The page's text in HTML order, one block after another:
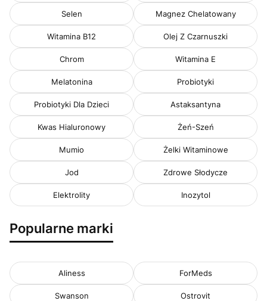
Selen Magnez Chelatowany
Witamina B12 Olej Z Czarnuszki
Chrom Witamina E
Melatonina Probiotyki
Probiotyki Dla Dzieci Astaksantyna
Kwas Hialuronowy Żeń-Szeń
Mumio Żelki Witaminowe
Jod Zdrowe Słodycze
Elektrolity Inozytol
Popularne marki
Aliness ForMeds
Swanson Ostrovit